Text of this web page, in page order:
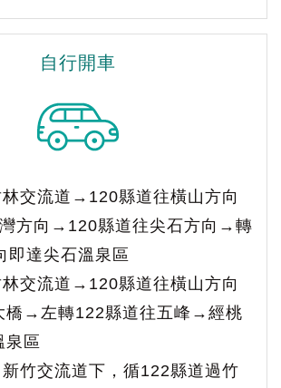
自行開車
交流道→120縣道往橫山方向
方向→120縣道往尖石方向→轉
即達尖石溫泉區
交流道→120縣道往橫山方向
橋→左轉122縣道往五峰→經桃
泉區
竹交流道下，循122縣道過竹